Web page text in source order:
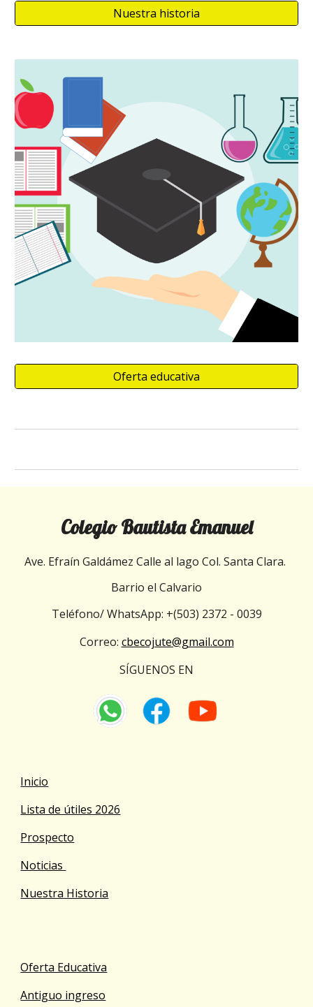
Nuestra historia
Oferta educativa
Colegio Bautista Emanuel
Ave. Efraín Galdámez Calle al lago Col. Santa Clara.
Barrio el Calvario
Teléfono/ WhatsApp: +(503) 2372 - 0039
Correo: cbecojute@gmail.com
SÍGUENOS EN
Inicio
Lista de útiles 2026
Prospecto
Noticias
Nuestra Historia
Oferta Educativa
Antiguo ingreso